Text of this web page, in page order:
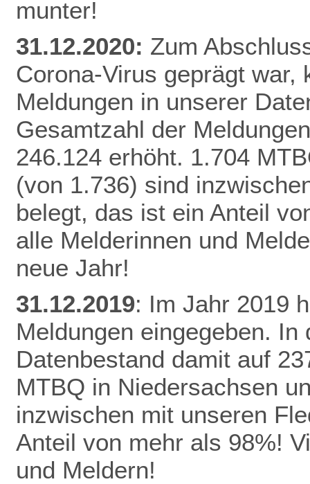
munter!
31.12.2020: Zum
Corona-Virus geprägt war,
Meldungen in unserer
Gesamtzahl der
246.124 erhöht. 1.704
(von 1.736) sind
belegt, das ist ein Anteil
alle Melderinnen und
neue Jahr!
31.12.2019: Im Jahr 2019
Meldungen eingegeben.
Datenbestand damit auf
MTBQ in Niedersachsen
inzwischen mit unseren
Anteil von mehr als 98%!
und Meldern!